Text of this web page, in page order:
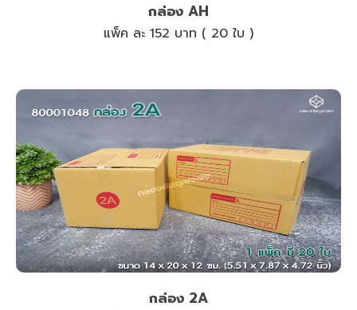
กล่อง AH
แพ็ค ละ 152 บาท ( 20 ใบ )
กล่อง 2A